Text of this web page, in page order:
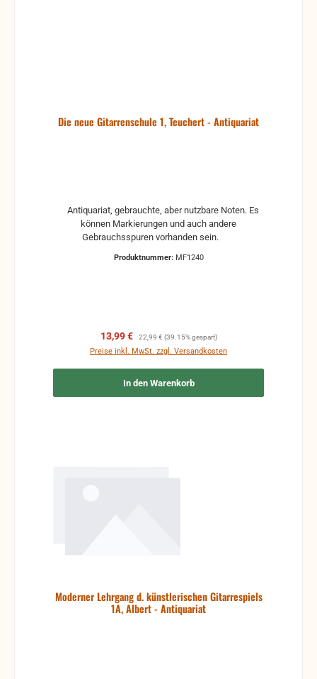
Die neue Gitarrenschule 1, Teuchert - Antiquariat
können Markierungen und auch andere
Produktnummer: MF1240
Verkaufspreis:
13,99 € Regulärer Preis:
22,99 € (39.15% gespart)
Preise inkl. MwSt. zzgl. Versandkosten
In den Warenkorb
Moderner Lehrgang d. künstlerischen Gitarrespiels
1A, Albert - Antiquariat